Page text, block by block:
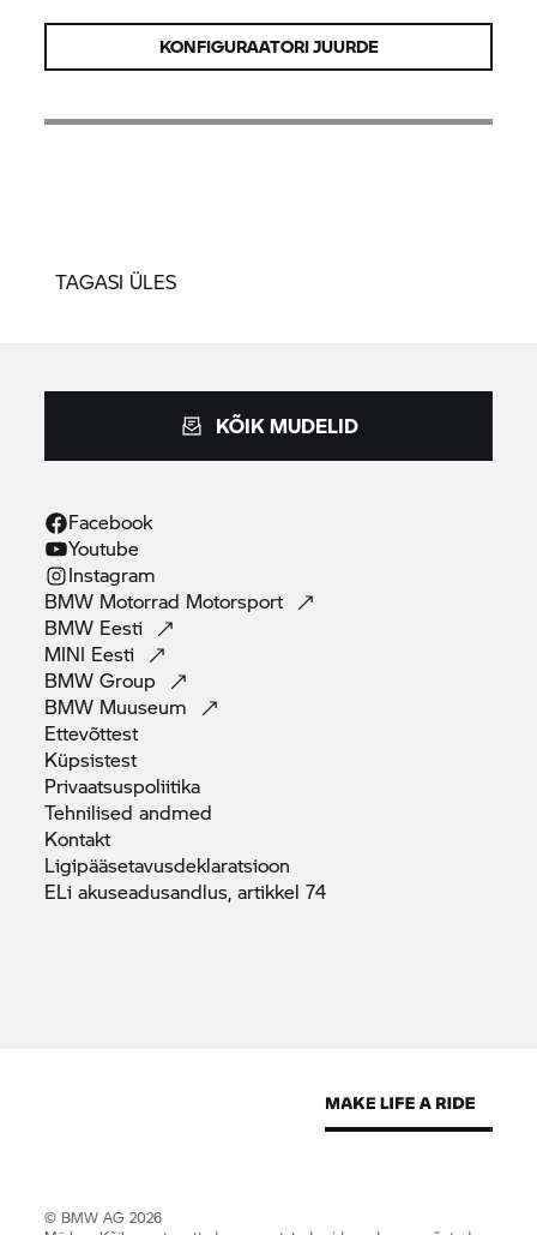
KONFIGURAATORI JUURDE
TAGASI ÜLES
KÕIK MUDELID
Facebook
Youtube
Instagram
BMW Motorrad Motorsport
BMW Eesti
MINI Eesti
BMWGroup
BMW Muuseum
Ettevõttest
Küpsistest
Privaatsuspoliitika
Tehnilisedandmed
Kontakt
Ligipääsetavusdeklaratsioon
ELi akuseadusandlus, artikkel74
© BMW AG 2026